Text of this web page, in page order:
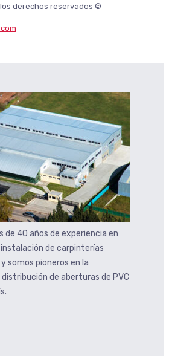
derechos reservados ©
de 40 años de experiencia en
de carpinterías
somos pioneros en la
de aberturas de PVC